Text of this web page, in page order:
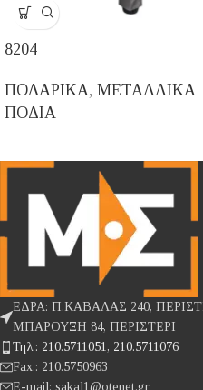
8204
ΠΟΔΑΡΙΚΑ, ΜΕΤΑΛΛΙΚΑ
ΠΟΔΙΑ
ΕΔΡΑ: Π.ΚΑΒΑΛΑΣ 240,
ΜΠΑΡΟΥΞΗ 84, ΠΕΡΙΣΤΕΡΙ
Τηλ.: 210.5711051, 210.5711076
Fax.: 210.5750963
E-mail: sakal1@otenet.gr